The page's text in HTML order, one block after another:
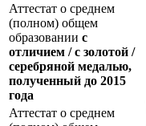
Аттестат о среднем
(полном) общем
образовании с
отличием / с золотой /
серебряной медалью,
полученный до 2015
года
Аттестат о среднем